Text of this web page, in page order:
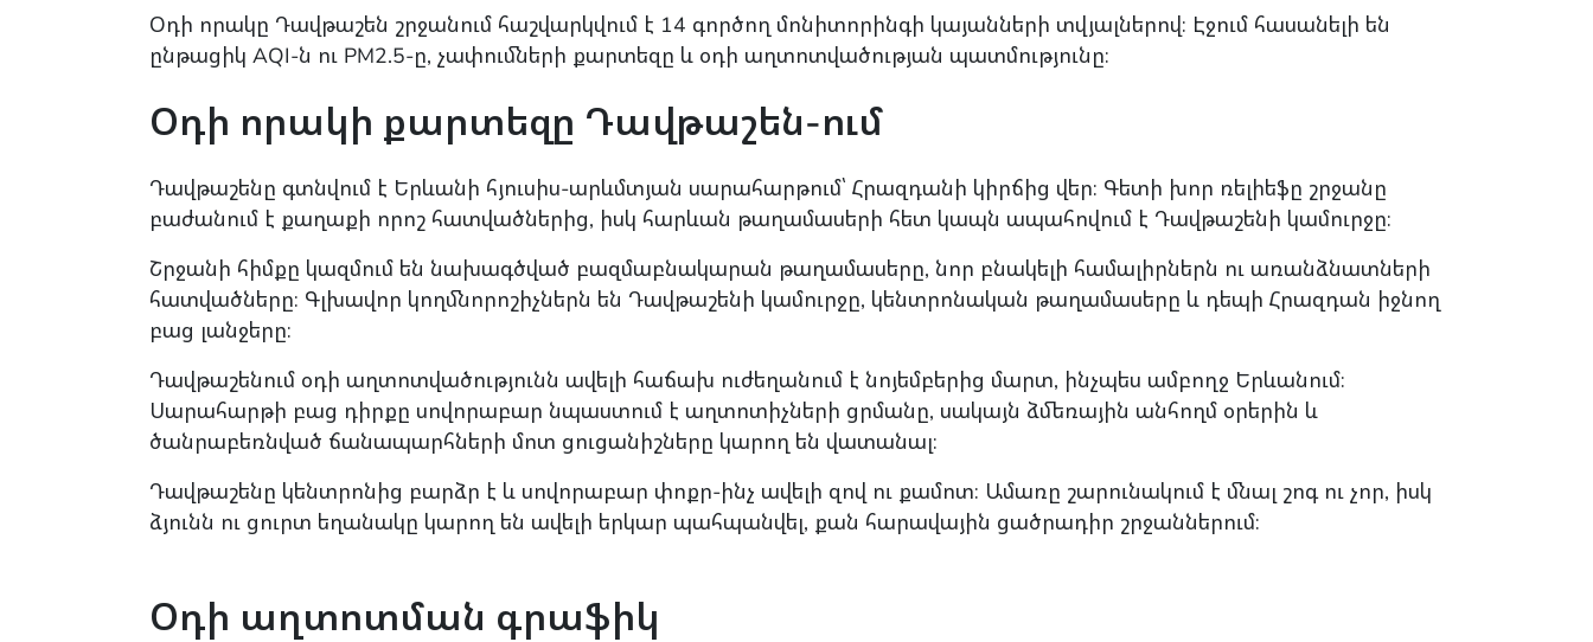
Օդի որակը Դավթաշեն շրջանում հաշվարկվում է 14 գործող մոնիտորինգի կայանների տվյալներով։ Էջում հասանելի են
ընթացիկ AQI-ն ու PM2.5-ը, չափումների քարտեզը և օդի աղտոտվածության պատմությունը։
Օդի որակի քարտեզը Դավթաշեն-ում
Դավթաշենը գտնվում է Երևանի հյուսիս-արևմտյան սարահարթում՝ Հրազդանի կիրճից վեր։ Գետի խոր ռելիեֆը շրջանը
բաժանում է քաղաքի որոշ հատվածներից, իսկ հարևան թաղամասերի հետ կապն ապահովում է Դավթաշենի կամուրջը։
Շրջանի հիմքը կազմում են նախագծված բազմաբնակարան թաղամասերը, նոր բնակելի համալիրներն ու առանձնատների
հատվածները։ Գլխավոր կողմնորոշիչներն են Դավթաշենի կամուրջը, կենտրոնական թաղամասերը և դեպի Հրազդան իջնող
բաց լանջերը։
Դավթաշենում օդի աղտոտվածությունն ավելի հաճախ ուժեղանում է նոյեմբերից մարտ, ինչպես ամբողջ Երևանում։
Սարահարթի բաց դիրքը սովորաբար նպաստում է աղտոտիչների ցրմանը, սակայն ձմեռային անհողմ օրերին և
ծանրաբեռնված ճանապարհների մոտ ցուցանիշները կարող են վատանալ։
Դավթաշենը կենտրոնից բարձր է և սովորաբար փոքր-ինչ ավելի զով ու քամոտ։ Ամառը շարունակում է մնալ շոգ ու չոր, իսկ
ձյունն ու ցուրտ եղանակը կարող են ավելի երկար պահպանվել, քան հարավային ցածրադիր շրջաններում։
Օդի աղտոտման գրաֆիկ